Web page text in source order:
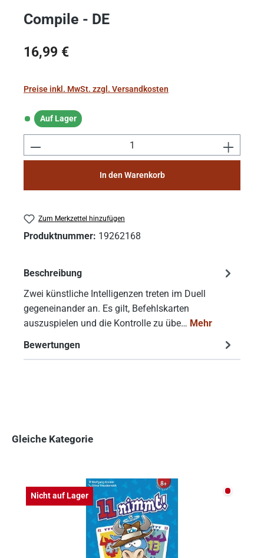
Compile - DE
Regulärer Preis:
16,99 €
Preise inkl. MwSt. zzgl. Versandkosten
Auf Lager
Auf Lager
Produkt Anzahl: Gib den gewünschten
In den Warenkorb
Zum Merkzettel hinzufügen
Produktnummer: 19262168
Beschreibung
Zwei künstliche Intelligenzen treten im Duell
gegeneinander an. Es gilt, Befehlskarten
auszuspielen und die Kontrolle zu übe… Mehr
Bewertungen
Gleiche Kategorie
Nicht auf Lager Nicht